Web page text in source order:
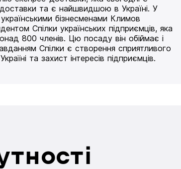
та є найшвидшою в Україні. У
бізнесменами Климов
Спілки українських підприємців, яка
800 членів. Цю посаду він обіймає і
Спілки є створення сприятливого
та захист інтересів підприємців.